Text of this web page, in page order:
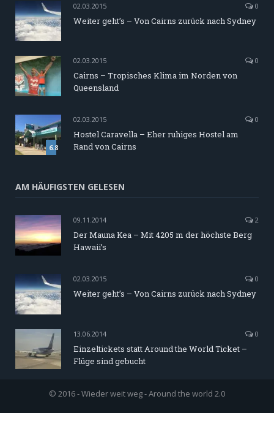
02.03.2015 0
Weiter geht’s – Von Cairns zurück nach Sydney
02.03.2015 0
Cairns – Tropisches Klima im Norden von
Queensland
6.8
02.03.2015 0
Hostel Caravella – Eher ruhiges Hostel am
Rand von Cairns
AM HÄUFIGSTEN GELESEN
09.11.2014 2
Der Mauna Kea – Mit 4205 m der höchste Berg
Hawaii’s
02.03.2015 0
Weiter geht’s – Von Cairns zurück nach Sydney
13.06.2014 0
Einzeltickets statt Around the World Ticket –
Flüge sind gebucht
© 2016 - Wieder weit weg - Around the world 2.0